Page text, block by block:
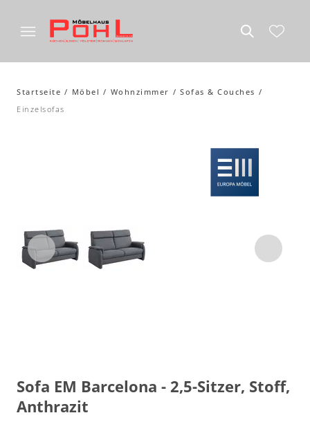
Startseite Möbel Wohnzimmer
Sofas & Couches
Einzelsofas
Sofa EM Barcelona - 2,5-Sitzer, Stoff,
Anthrazit